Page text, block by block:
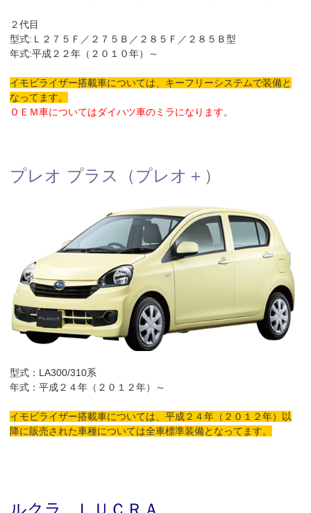
２代目
型式:Ｌ２７５Ｆ／２７５Ｂ／２８５Ｆ／２８５Ｂ型
年式:平成２２年（２０１０年）～
イモビライザー搭載車については、キーフリーシステムで装備と
なってます。
ＯＥＭ車についてはダイハツ車のミラになります。
プレオ プラス（プレオ＋）
型式：LA300/310系
年式：平成２４年（２０１２年）～
イモビライザー搭載車については、平成２４年（２０１２年）以
降に販売された車種については全車標準装備となってます。
ルクラ ＬＵＣＲＡ